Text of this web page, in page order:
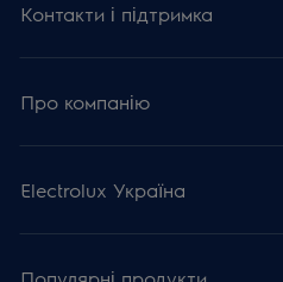
Контакти і підтримка
Про компанію
Electrolux Україна